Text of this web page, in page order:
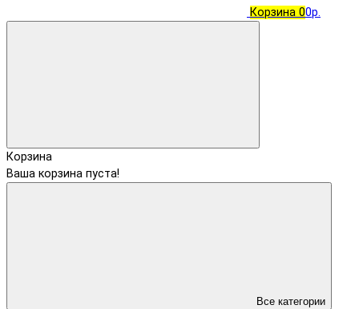
Корзина 00р.
Корзина
Ваша корзина пуста!
Все категории